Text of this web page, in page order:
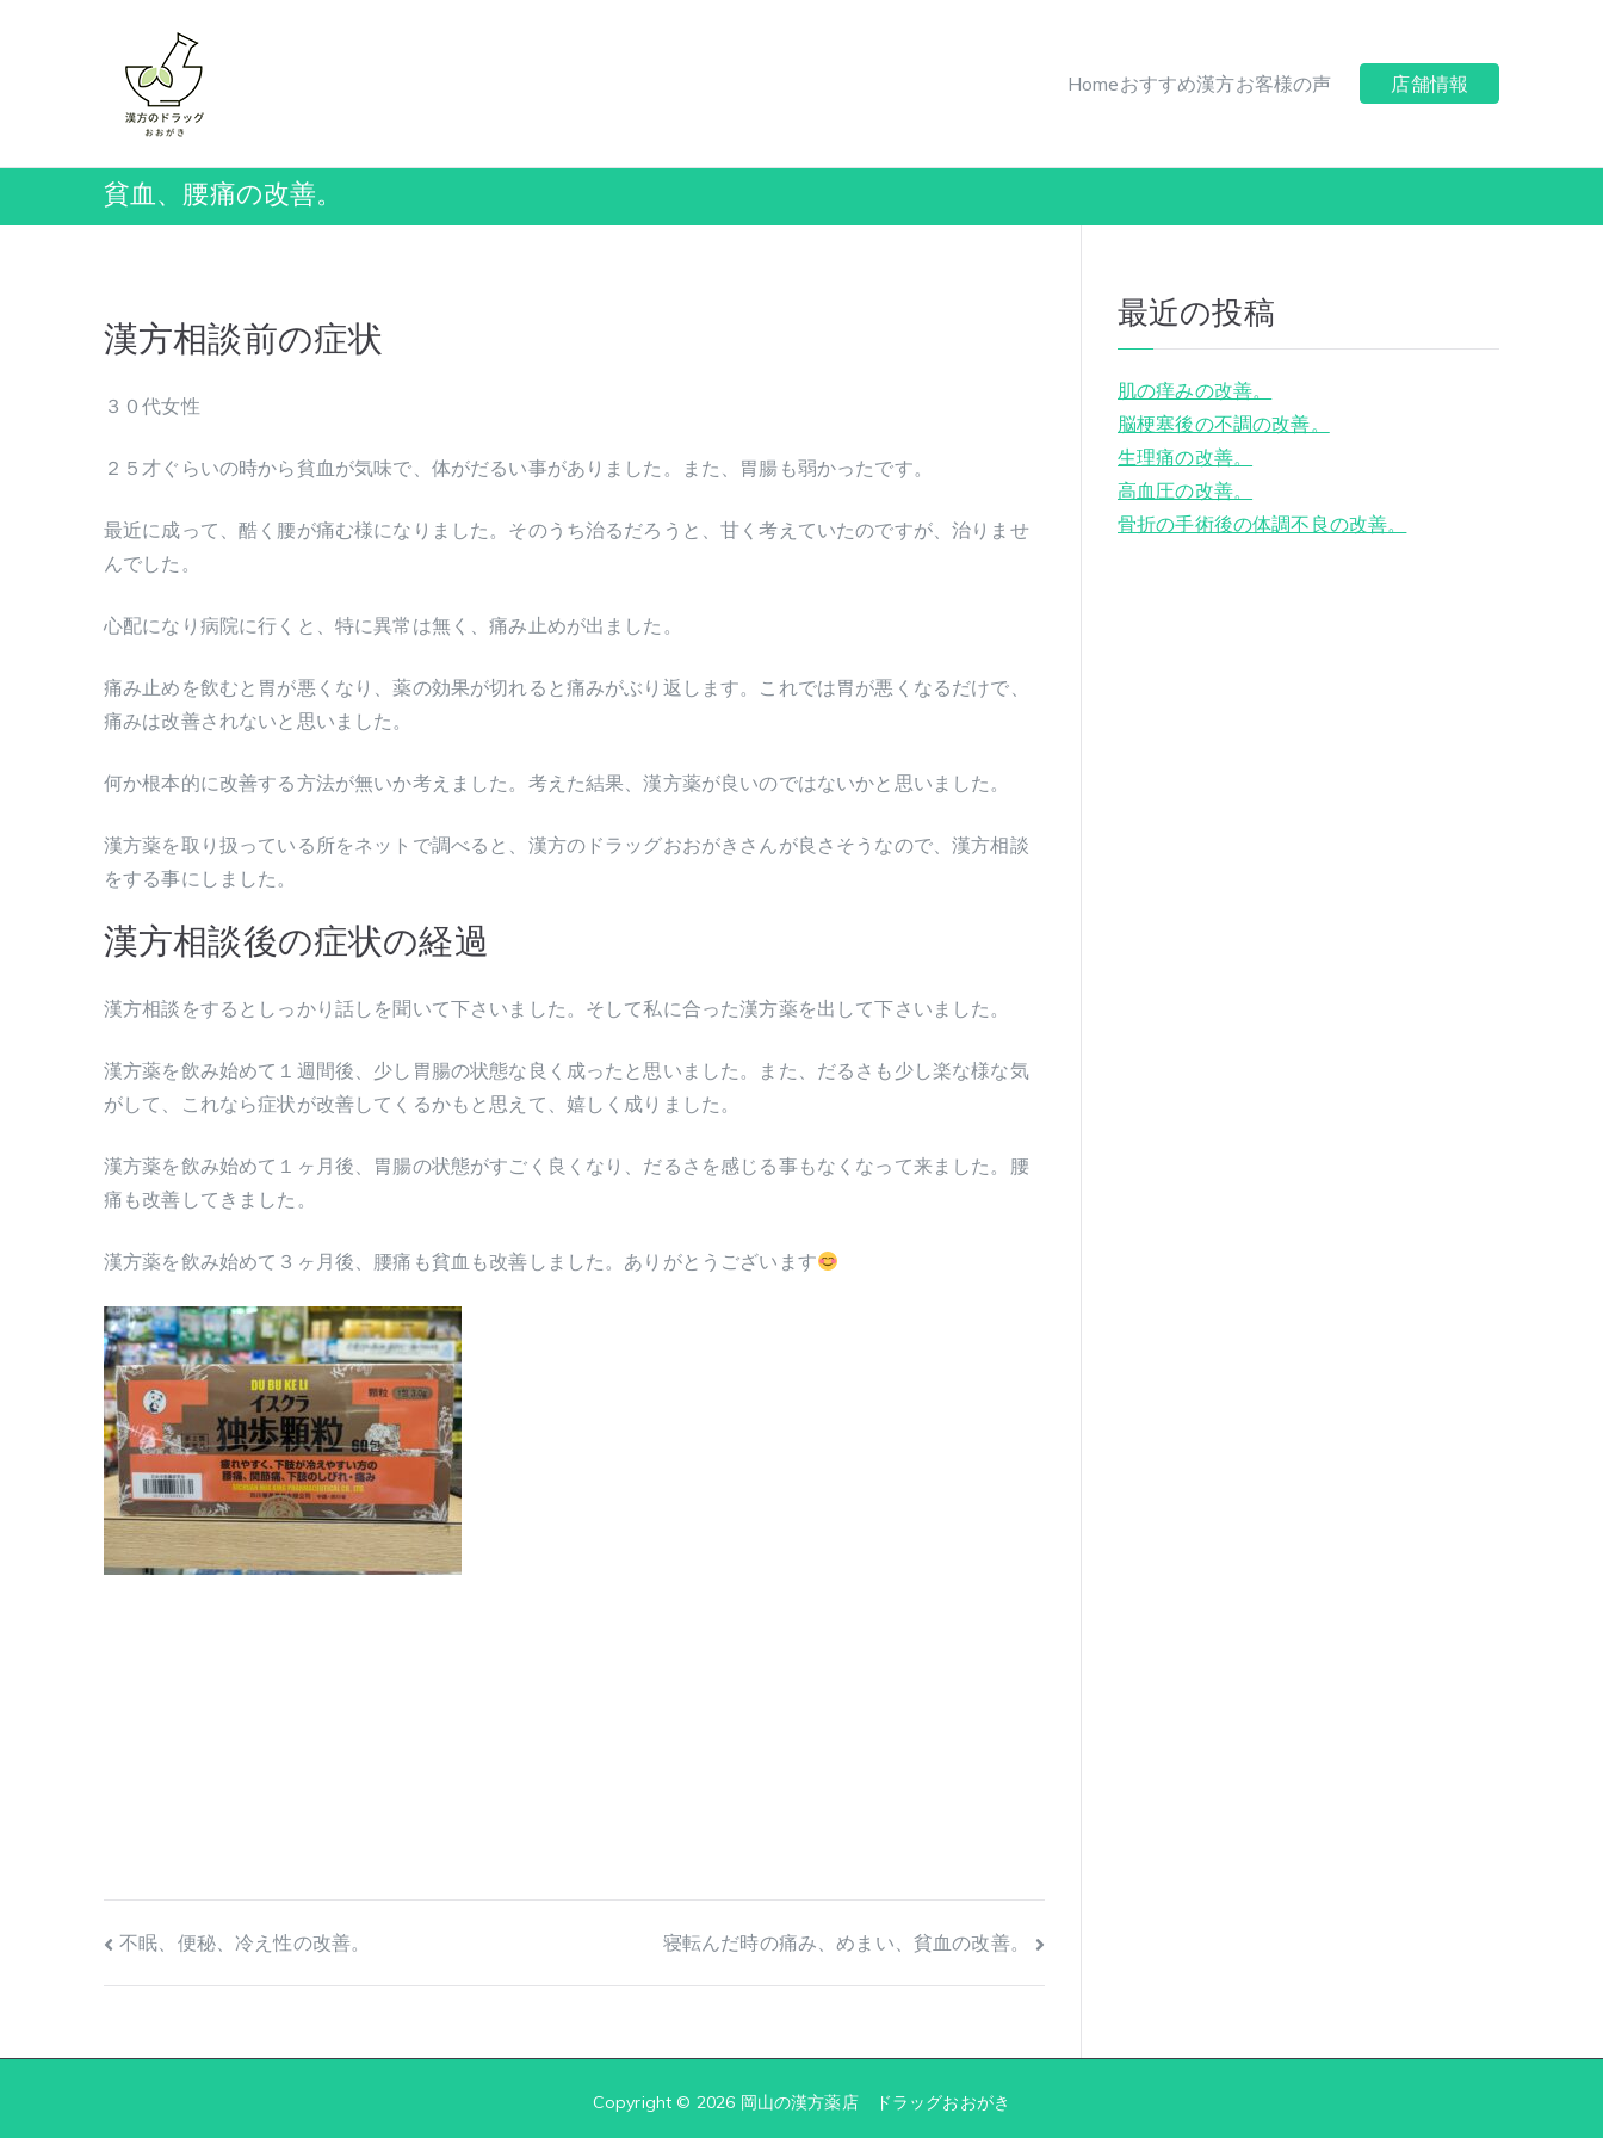
Homeおすすめ漢方お客様の声 店舗情報
貧血、腰痛の改善。
漢方相談前の症状
３０代女性
２５才ぐらいの時から貧血が気味で、体がだるい事がありました。また、胃腸も弱かったです。
最近に成って、酷く腰が痛む様になりました。そのうち治るだろうと、甘く考えていたのですが、治りませ
んでした。
心配になり病院に行くと、特に異常は無く、痛み止めが出ました。
痛み止めを飲むと胃が悪くなり、薬の効果が切れると痛みがぶり返します。これでは胃が悪くなるだけで、
痛みは改善されないと思いました。
何か根本的に改善する方法が無いか考えました。考えた結果、漢方薬が良いのではないかと思いました。
漢方薬を取り扱っている所をネットで調べると、漢方のドラッグおおがきさんが良さそうなので、漢方相談
をする事にしました。
漢方相談後の症状の経過
漢方相談をするとしっかり話しを聞いて下さいました。そして私に合った漢方薬を出して下さいました。
漢方薬を飲み始めて１週間後、少し胃腸の状態な良く成ったと思いました。また、だるさも少し楽な様な気
がして、これなら症状が改善してくるかもと思えて、嬉しく成りました。
漢方薬を飲み始めて１ヶ月後、胃腸の状態がすごく良くなり、だるさを感じる事もなくなって来ました。腰
痛も改善してきました。
漢方薬を飲み始めて３ヶ月後、腰痛も貧血も改善しました。ありがとうございます
投
稿
ナ
不眠、便秘、冷え性の改善。 寝転んだ時の痛み、めまい、貧血の改善。
最近の投稿
肌の痒みの改善。
脳梗塞後の不調の改善。
生理痛の改善。
高血圧の改善。
骨折の手術後の体調不良の改善。
Copyright © 2026 岡山の漢方薬店 ドラッグおおがき